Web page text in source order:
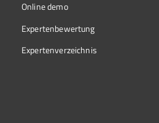
Online demo
Expertenbewertung
Expertenverzeichnis